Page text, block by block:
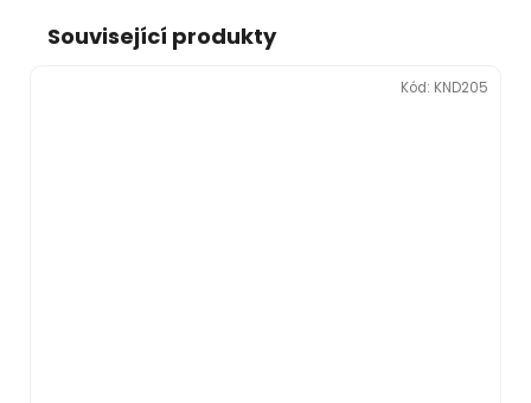
Související produkty
Kód: KND205